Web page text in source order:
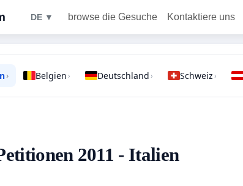
DE ▼ browse die Gesuche Kontaktiere uns
› Belgien › Deutschland › Schweiz ›
2011 - Italien